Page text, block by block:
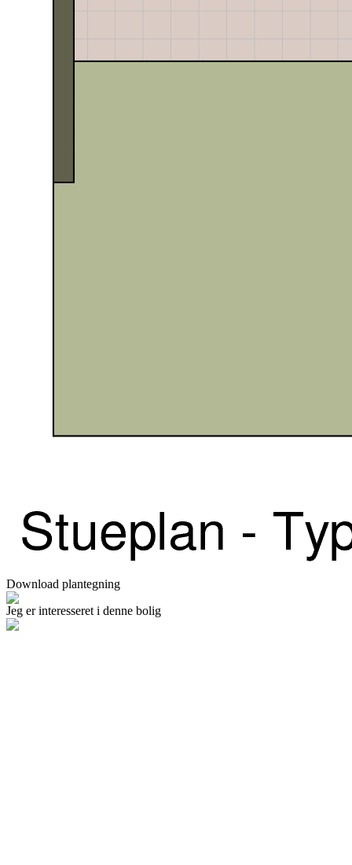
Download plantegning
Jeg er interesseret i denne bolig